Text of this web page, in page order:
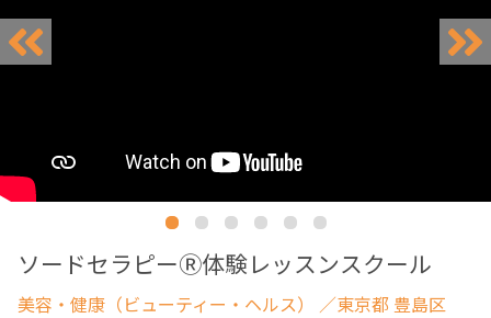
ソードセラピーⓇ体験レッスンスクール
美容・健康（ビューティー・ヘルス） ／東京都 豊島区